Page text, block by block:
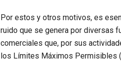
Por estos y otros motivos, es
ruido que se genera por diversas
comerciales que, por sus
los Límites Máximos Permisibles